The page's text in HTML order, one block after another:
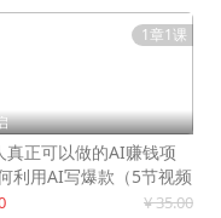
1章1课
真正可以做的AI赚钱项
利用AI写爆款（5节视频
¥ 35.00